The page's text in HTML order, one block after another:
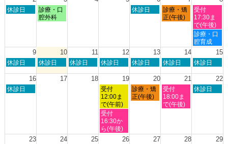
月
27th
月
1st
2026
日
2nd
休診日
月
曜
3rd
診療・口
腔外科
木
6th
休診日
金
曜
7th
診療・矯
正(午後)
土
曜
日,
8
月
8th
受付
17:30ま
で(午後)
土
曜
日,
月
診療・口
腔育成
9 10 11 12 13 14 15
日
8
月
休診日
月
休診日
火
休診日
水
8
月
12th
2026
休診日
木
8
月
13th
休診日
金
8
月
14th
2026
休診日
土
8
月
休診日
16 17 18 19 20 21 22
日
2026
休診日
水
曜
日,
8
月
19th
2026
受付
12:00ま
で(午前)
木
曜
2026
診療・矯
正(午後)
金
曜
日,
2026
受付
18:00ま
で(午後)
土
2026
休診日
水
曜
日,
8
受付
16:30か
ら(午後)
23 24 25 26 27 28 29